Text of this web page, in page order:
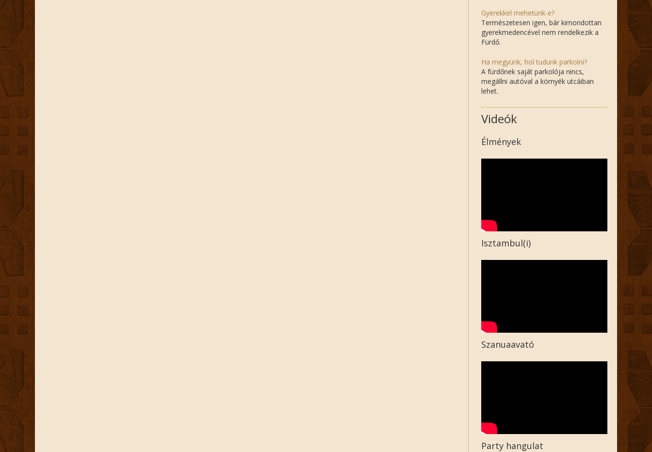
Gyerekkel mehetünk-e?
Természetesen igen, bár kimondottan
gyerekmedencével nem rendelkezik a
Fürdő.
Ha megyünk, hol tudunk parkolni?
A fürdőnek saját parkolója nincs,
megállni autóval a környék utcáiban
lehet.
Videók
Élmények
Isztambul(i)
Szanuaavató
Party hangulat